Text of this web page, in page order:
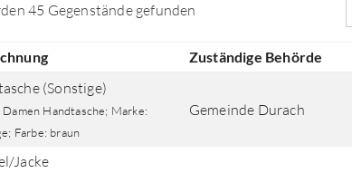
45 Gegenstände gefunden
Zuständige Behörde
(Sonstige)
Damen Handtasche; Marke:
Farbe: braun
Gemeinde Durach
Jacke